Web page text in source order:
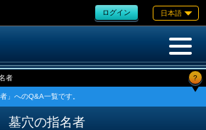
ログイン 日本語
者 ?
」へのQ&A一覧です。
墓穴の指名者